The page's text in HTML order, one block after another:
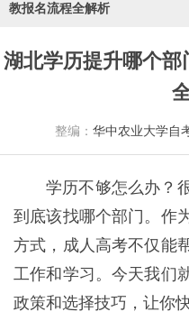
教报名流程全解析
湖北学历提升哪个
整编： 华中农业大学自
学历不够怎么办？
到底该找哪个部门。作
方式，成人高考不仅能
工作和学习。今天我们
政策和选择技巧，让你